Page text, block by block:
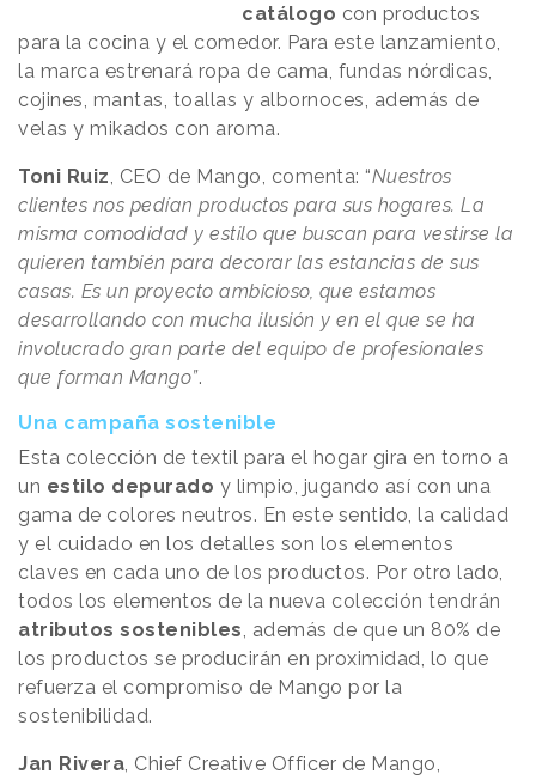
catálogo con productos
para la cocina y el comedor. Para este lanzamiento,
la marca estrenará ropa de cama, fundas nórdicas,
cojines, mantas, toallas y albornoces, además de
velas y mikados con aroma.
Toni Ruiz, CEO de Mango, comenta: “Nuestros
clientes nos pedían productos para sus hogares. La
misma comodidad y estilo que buscan para vestirse la
quieren también para decorar las estancias de sus
casas. Es un proyecto ambicioso, que estamos
desarrollando con mucha ilusión y en el que se ha
involucrado gran parte del equipo de profesionales
que forman Mango”.
Una campaña sostenible
Esta colección de textil para el hogar gira en torno a
un estilo depurado y limpio, jugando así con una
gama de colores neutros. En este sentido, la calidad
y el cuidado en los detalles son los elementos
claves en cada uno de los productos. Por otro lado,
todos los elementos de la nueva colección tendrán
atributos sostenibles, además de que un 80% de
los productos se producirán en proximidad, lo que
refuerza el compromiso de Mango por la
sostenibilidad.
Jan Rivera, Chief Creative Officer de Mango,